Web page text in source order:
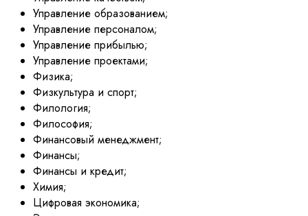
Управление образованием;
Управление персоналом;
Управление прибылью;
Управление проектами;
Физика;
Физкультура и спорт;
Филология;
Философия;
Финансовый менеджмент;
Финансы;
Финансы и кредит;
Химия;
Цифровая экономика;